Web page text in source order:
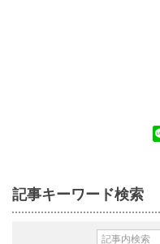
記事キーワード検索